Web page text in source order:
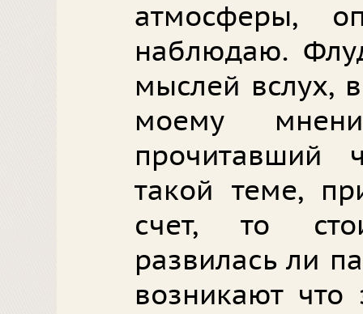
атмосферы,
наблюдаю.
мыслей вслух,
моему
прочитавший
такой теме,
счет, то
развилась ли
возникают что